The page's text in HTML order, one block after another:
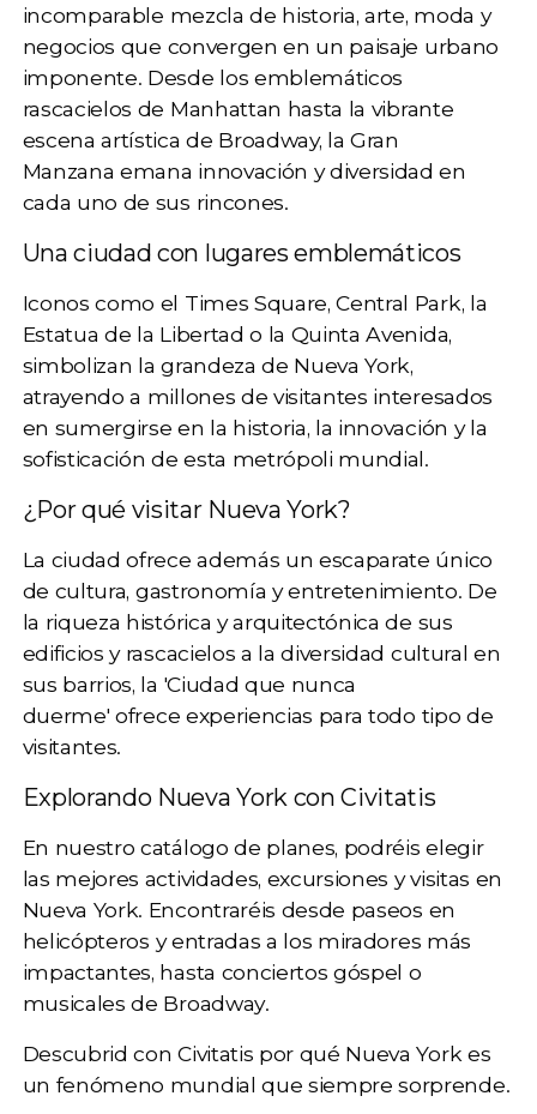
incomparable mezcla de historia, arte, moda y
negocios que convergen en un paisaje urbano
imponente. Desde los emblemáticos
rascacielos de Manhattan hasta la vibrante
escena artística de Broadway, la Gran
Manzana emana innovación y diversidad en
cada uno de sus rincones.
Una ciudad con lugares emblemáticos
Iconos como el Times Square, Central Park, la
Estatua de la Libertad o la Quinta Avenida,
simbolizan la grandeza de Nueva York,
atrayendo a millones de visitantes interesados
en sumergirse en la historia, la innovación y la
sofisticación de esta metrópoli mundial.
¿Por qué visitar Nueva York?
La ciudad ofrece además un escaparate único
de cultura, gastronomía y entretenimiento. De
la riqueza histórica y arquitectónica de sus
edificios y rascacielos a la diversidad cultural en
sus barrios, la 'Ciudad que nunca
duerme' ofrece experiencias para todo tipo de
visitantes.
Explorando Nueva York con Civitatis
En nuestro catálogo de planes, podréis elegir
las mejores actividades, excursiones y visitas en
Nueva York. Encontraréis desde paseos en
helicópteros y entradas a los miradores más
impactantes, hasta conciertos góspel o
musicales de Broadway.
Descubrid con Civitatis por qué Nueva York es
un fenómeno mundial que siempre sorprende.